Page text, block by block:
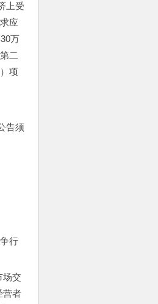
上受
应
万
二
项
告须
行
场交
营者